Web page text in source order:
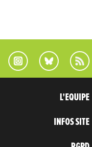
L'EQUIPE
INFOS SITE